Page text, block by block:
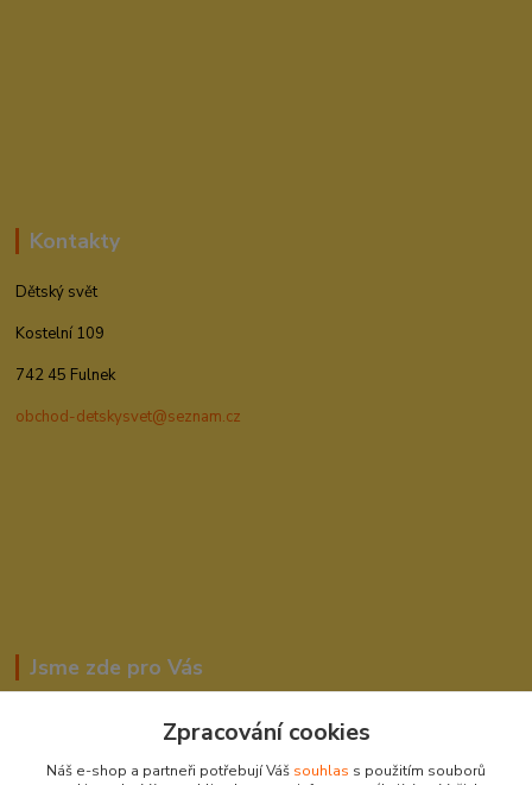
Kontakty
Dětský svět
Kostelní 109
742 45 Fulnek
obchod-detskysvet@seznam.cz
Jsme zde pro Vás
Zpracování cookies
Náš e-shop a partneři potřebují Váš souhlas s použitím souborů